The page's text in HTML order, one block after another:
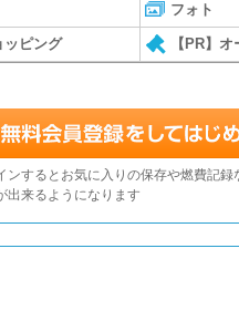
フォト
ッピング 【PR】
ンするとお気に入りの保存や燃費記録
出来るようになります